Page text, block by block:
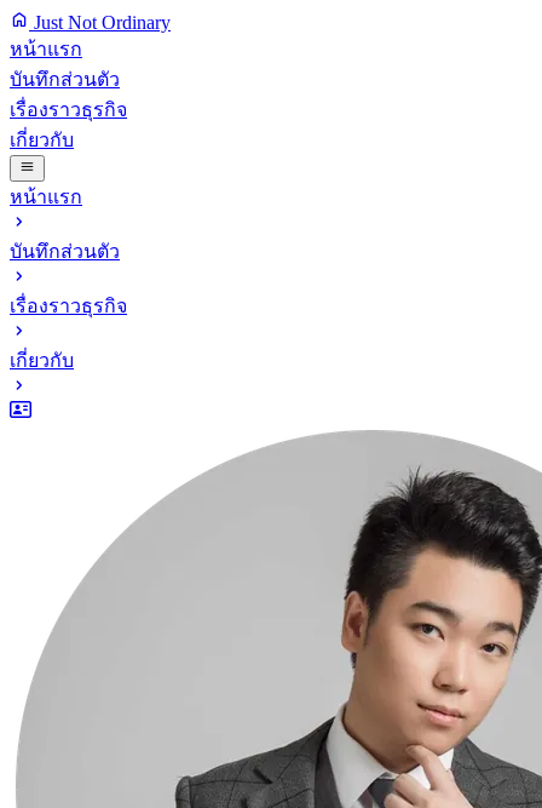
Just Not Ordinary
หน้าแรก
บันทึกส่วนตัว
เรื่องราวธุรกิจ
เกี่ยวกับ
หน้าแรก
บันทึกส่วนตัว
เรื่องราวธุรกิจ
เกี่ยวกับ